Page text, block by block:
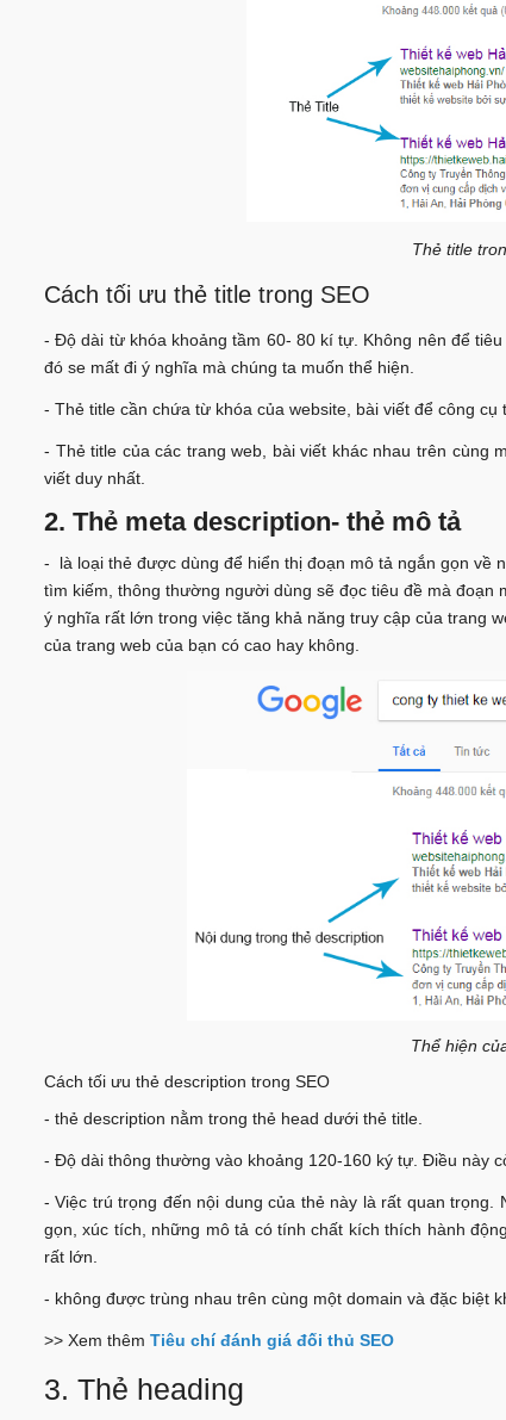
Thẻ title
Cách tối ưu thẻ title trong SEO
- Độ dài từ khóa khoảng tầm 60- 80 kí tự. Không nên để
đó se mất đi ý nghĩa mà chúng ta muốn thể hiện.
- Thẻ title cần chứa từ khóa của website, bài viết để công
- Thẻ title của các trang web, bài viết khác nhau trên cùng
viết duy nhất.
2. Thẻ meta description- thẻ mô tả
- là loại thẻ được dùng để hiển thị đoạn mô tả ngắn gọn về
tìm kiếm, thông thường người dùng sẽ đọc tiêu đề mà đoạn
ý nghĩa rất lớn trong việc tăng khả năng truy cập của trang
của trang web của bạn có cao hay không.
Thể hiện
Cách tối ưu thẻ description trong SEO
- thẻ description nằm trong thẻ head dưới thẻ title.
- Độ dài thông thường vào khoảng 120-160 ký tự. Điều này
- Việc trú trọng đến nội dung của thẻ này là rất quan
gọn, xúc tích, những mô tả có tính chất kích thích hành
rất lớn.
- không được trùng nhau trên cùng một domain và đặc biệt
>> Xem thêm Tiêu chí đánh giá đối thủ SEO
3. Thẻ heading